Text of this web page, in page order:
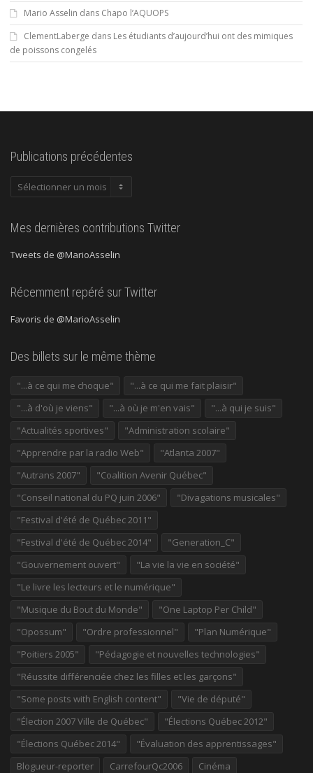
Mario Asselin dans Chapo l’AQUOPS
ClementLaberge dans Les étudiants d’aujourd’hui ont des mimiques
de poissons congelés
Publications précédentes
Publications
Mes dernières contributions Twitter
Tweets de @MarioAsselin
Récemment repéré sur Twitter
Favoris de @MarioAsselin
Des billets sur le même thème
"...à ce qui me choque"
"...à ce qui me fait plaisir"
"...à d'où je viens"
"...à où je m'en vais"
"...à qui je suis"
"Actualités sportives"
"Administration scolaire"
"Apprendre par la radio Web"
"Atlanta 2007"
"Autrans 2007"
"Coalition Avenir Québec"
"Conseil national du PQ juin 2006"
"Divagations musicales"
"Festival d'été de Québec 2011"
"Festival d'été de Québec 2014"
"Generation_C"
"Gouvernement ouvert"
"La vie la vie en société"
"Le livre les lecteurs et le numérique"
"Musique du Bout du Monde"
"One Laptop Per Child"
"Opossum"
"Ordre professionnel"
"Plan Numérique"
"Poitiers 2005"
"Pédagogie et nouvelles technologies"
"Réussite différenciée chez les filles et les garçons"
"Some posts with English content"
"Vie de député"
"Élection 2007 Ville de Québec"
"Élections Québec 2012"
"Élections Québec 2014"
"Évaluation des apprentissages"
Blogueur-reporter
CarrefourQc2006
Cinéma